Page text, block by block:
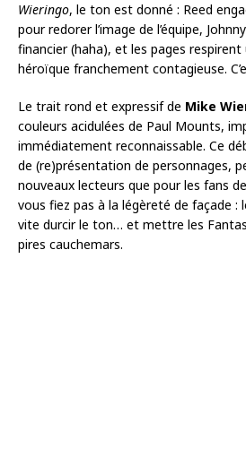
Wieringo, le ton est donné : Reed
pour redorer l’image de l’équipe,
financier (haha), et les pages
héroïque franchement contagieuse.
Le trait rond et expressif de Mike
couleurs acidulées de Paul Mounts,
immédiatement reconnaissable. Ce
de (re)présentation de personnages,
nouveaux lecteurs que pour les fans
vous fiez pas à la légèreté de façade :
vite durcir le ton… et mettre les
pires cauchemars.